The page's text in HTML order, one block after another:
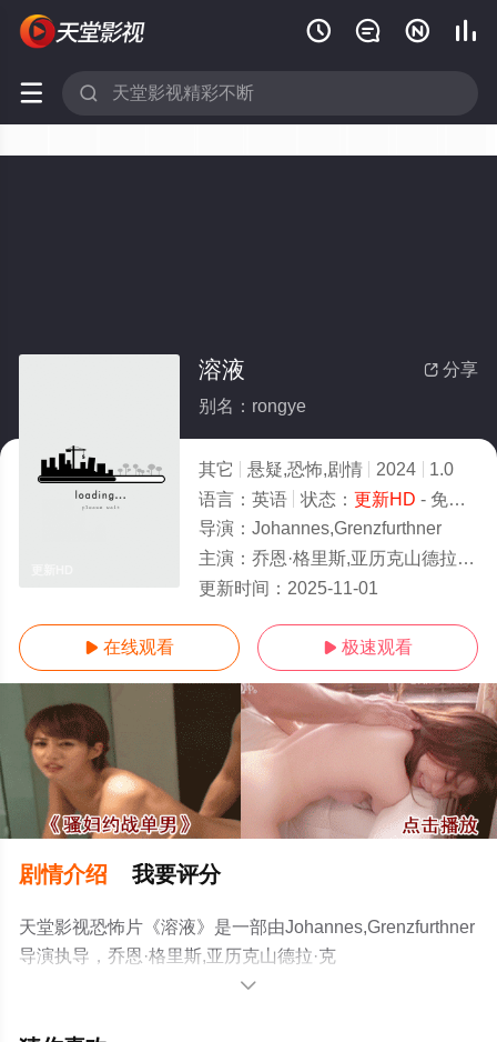
   
 
 分享
溶液
别名：rongye
其它 悬疑,恐怖,剧情 2024
1.0
语言： 英语 状态： 更新HD - 免费在线观看
导演： Johannes,Grenzfurthner
主演： 乔恩·格里斯,亚历克山德拉·克文,Johannes,Grenzfurthner,Roland,Gratzer,
更新时间： 2025-11-01
 在线观看  极速观看
剧情介绍 我要评分
天堂影视恐怖片《溶液》是一部由Johannes,Grenzfurthner
导演执导，乔恩·格里斯,亚历克山德拉·克
文
